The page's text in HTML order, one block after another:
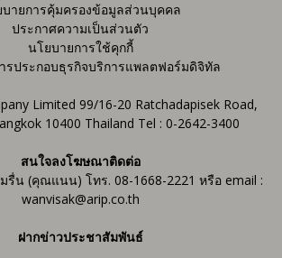
ายการคุ้มครองข้อมูลส่วนบุคคล
ประกาศความเป็นส่วนตัว
นโยบายการใช้คุกกี้
รประกอบธุรกิจบริการแพลตฟอร์มดิจิทัล
Limited 99/16-20 Ratchadapisek Road,
10400 Thailand Tel : 0-2642-3400
สนใจลงโฆษณาติดต่อ
น (คุณแนน) โทร. 08-1668-2221 หรือ email :
wanvisak@arip.co.th
ฝากข่าวประชาสัมพันธ์